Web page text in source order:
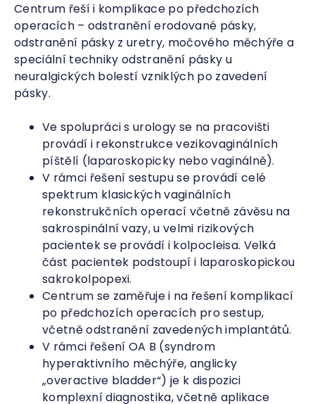
Centrum řeší i komplikace po předchozích
operacích – odstranění erodované pásky,
odstranění pásky z uretry, močového měchýře a
speciální techniky odstranění pásky u
neuralgických bolestí vzniklých po zavedení
pásky.
Ve spolupráci s urology se na pracovišti
provádí i rekonstrukce vezikovaginálních
píštělí (laparoskopicky nebo vaginálně).
V rámci řešení sestupu se provádí celé
spektrum klasických vaginálních
rekonstrukčních operací včetně závěsu na
sakrospinální vazy, u velmi rizikových
pacientek se provádí i kolpocleisa. Velká
část pacientek podstoupí i laparoskopickou
sakrokolpopexi.
Centrum se zaměřuje i na řešení komplikací
po předchozích operacích pro sestup,
včetně odstranění zavedených implantátů.
V rámci řešení OA B (syndrom
hyperaktivního měchýře, anglicky
„overactive bladder“) je k dispozici
komplexní diagnostika, včetně aplikace